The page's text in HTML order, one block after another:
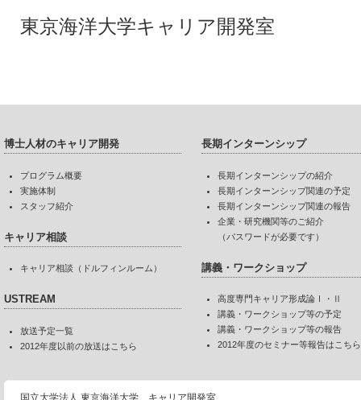
東京海洋大学キャリア開発室
博士人材のキャリア開発
プログラム概要
実施体制
スタッフ紹介
キャリア相談
キャリア相談（ドルフィンルーム）
USTREAM
放送予定一覧
2012年度以前の放送はこちら
長期インターンシップ
長期インターンシップの紹介
長期インターンシップ関連の予定
長期インターンシップ関連の報告
企業・研究機関等のご紹介
（パスワードが必要です）
講義・ワークショップ
高度専門キャリア形成論Ⅰ・Ⅱ
講義・ワークショップ等の予定
講義・ワークショップ等の報告
2012年度のセミナー等報告はこちら
国立大学法人 東京海洋大学 キャリア開発室